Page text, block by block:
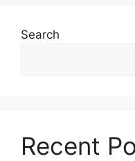
Search
Recent